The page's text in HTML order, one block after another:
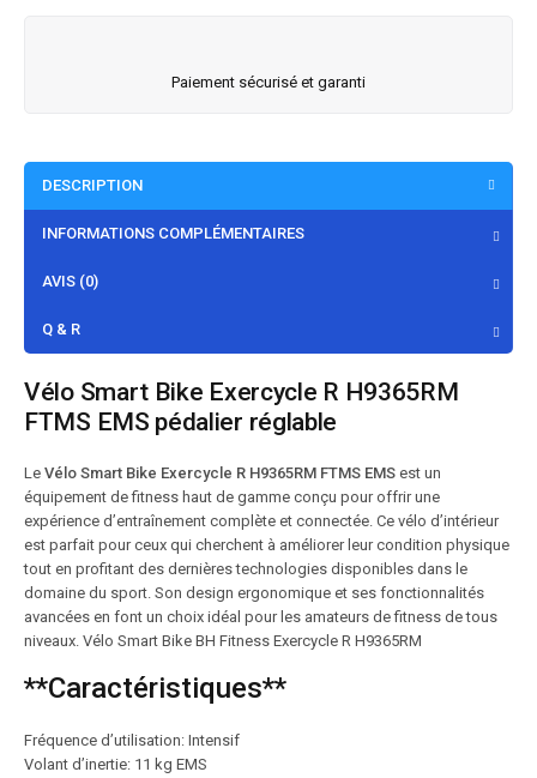
Paiement sécurisé et garanti
DESCRIPTION
INFORMATIONS COMPLÉMENTAIRES
AVIS (0)
Q & R
Vélo Smart Bike Exercycle R H9365RM
FTMS EMS pédalier réglable
Le Vélo Smart Bike Exercycle R H9365RM FTMS EMS est un
équipement de fitness haut de gamme conçu pour offrir une
expérience d’entraînement complète et connectée. Ce vélo d’intérieur
est parfait pour ceux qui cherchent à améliorer leur condition physique
tout en profitant des dernières technologies disponibles dans le
domaine du sport. Son design ergonomique et ses fonctionnalités
avancées en font un choix idéal pour les amateurs de fitness de tous
niveaux. Vélo Smart Bike BH Fitness Exercycle R H9365RM
**Caractéristiques**
Fréquence d’utilisation: Intensif
Volant d’inertie: 11 kg EMS